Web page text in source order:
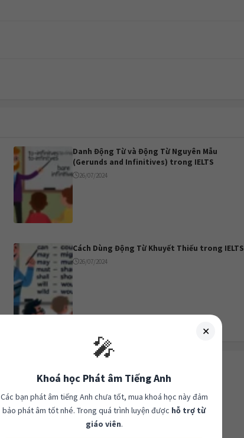
Danh Động Từ và Động Từ Nguyên Mẫu
(Gerunds and Infinitives) trong IELTS
26/07/2024
Cách Dùng Động Từ Khuyết Thiếu trong IELTS
26/07/2024
✕
🎤
Khoá học Phát âm Tiếng Anh
Các bạn phát âm tiếng Anh chưa tốt, mua khoá học này đảm
bảo phát âm tốt nhé. Trong quá trình luyện được hỗ trợ từ
giáo viên.